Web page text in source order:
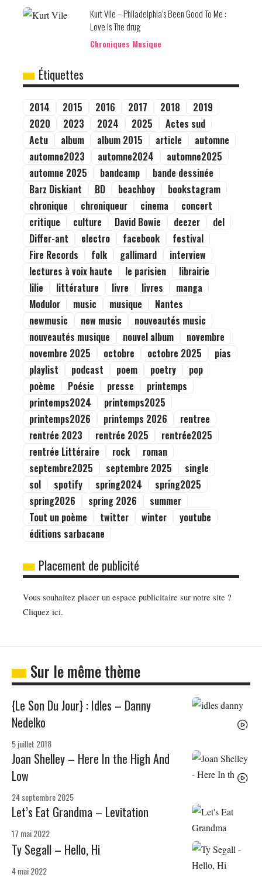
Kurt Vile – Philadelphia’s Been Good To Me :
Love Is The drug
Chroniques Musique
Étiquettes
2014 2015 2016 2017 2018
2019
2020
2023 2024 2025
Actes sud
Actu
album album 2015 article
automne
automne2023
automne2024
automne2025
automne 2025
bandcamp
bande dessinée
Barz Diskiant
BD beachboy
bookstagram
chronique
chroniqueur cinema
concert
critique
culture David Bowie deezer
del
Differ-ant
electro facebook
festival
Fire Records
folk gallimard
interview
lectures à voix haute
le parisien
librairie
lilie
littérature livre livres
manga
Modulor
music musique
Nantes
newmusic
new music
nouveautés music
nouveautés musique
nouvel album
novembre
novembre 2025
octobre octobre 2025
pias
playlist
podcast poem poetry
pop
poème
Poésie presse
printemps
printemps2024
printemps2025
printemps2026
printemps 2026
rentree
rentrée 2023
rentrée 2025
rentrée2025
rentrée Littéraire
rock
roman
septembre2025
septembre 2025
single
sol
spotify spring2024
spring2025
spring2026
spring 2026
summer
Tout un poème
twitter winter
youtube
éditions sarbacane
Placement de publicité
Vous souhaitez placer un espace publicitaire sur notre site ?
Cliquez ici.
Sur le même thème
{Le Son Du Jour} : Idles – Danny
Nedelko
5 juillet 2018
Joan Shelley – Here In the High And
Low
24 septembre 2025
Let’s Eat Grandma – Levitation
17 mai 2022
Ty Segall – Hello, Hi
4 mai 2022